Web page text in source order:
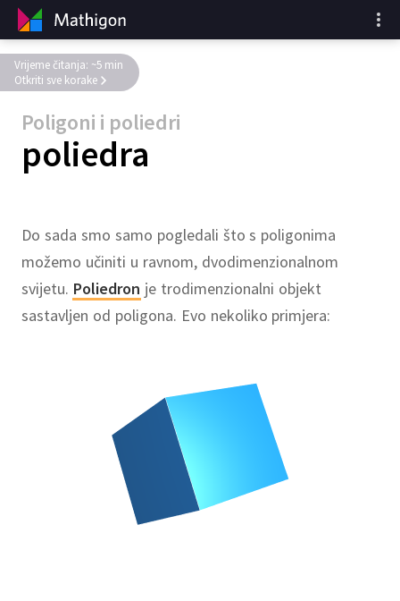
Poligoni i poliedri
poliedra
Vrijeme čitanja: ~5 min
Otkriti sve korake
Do sada smo samo pogledali što s poligonima
možemo učiniti u ravnom, dvodimenzionalnom
svijetu. Poliedron je trodimenzionalni objekt
sastavljen od poligona. Evo nekoliko primjera: